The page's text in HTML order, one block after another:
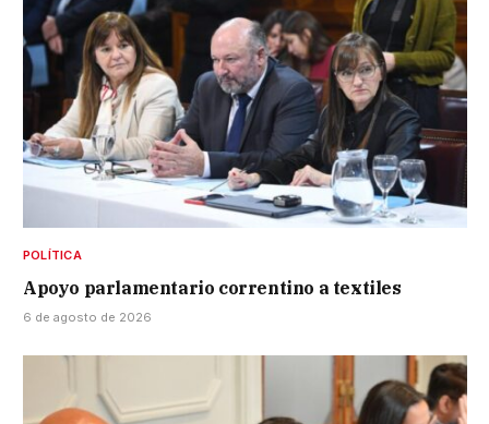
POLÍTICA
Apoyo parlamentario correntino a textiles
6 de agosto de 2026